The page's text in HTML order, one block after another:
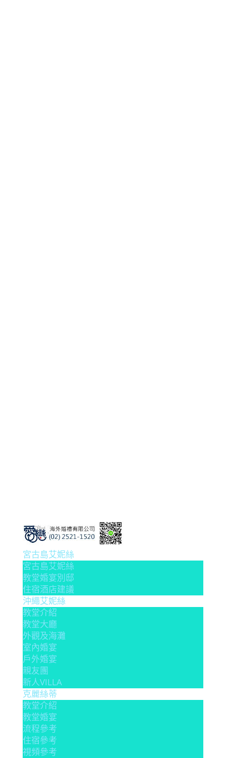
宮古島艾妮絲
宮古島艾妮絲
教堂婚宴別邸
住宿酒店建議
沖繩艾妮絲
教堂介紹
教堂大廳
外觀及海灘
室內婚宴
戶外婚宴
親友團
新人VILLA
克麗絲蒂
教堂介紹
教堂婚宴
流程參考
住宿參考
視頻參考